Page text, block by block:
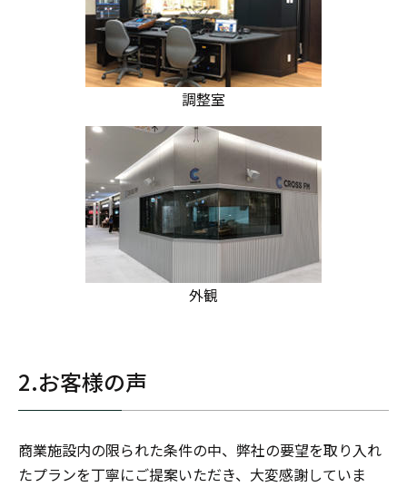
調整室
外観
2.お客様の声
商業施設内の限られた条件の中、弊社の要望を取り入れ
たプランを丁寧にご提案いただき、大変感謝していま